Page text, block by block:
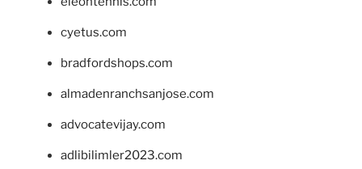
cyetus.com
bradfordshops.com
almadenranchsanjose.com
advocatevijay.com
adlibilimler2023.com